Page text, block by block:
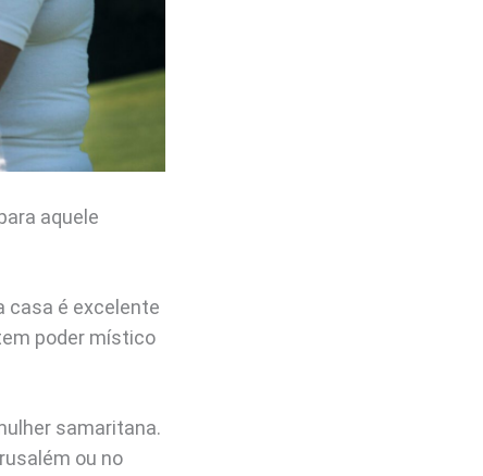
aquele
casa é excelente
poder místico
samaritana.
ou no